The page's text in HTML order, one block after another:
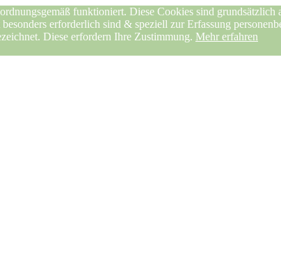
funktioniert. Diese Cookies sind
erforderlich sind & speziell zur Erfassung
Diese erfordern Ihre Zustimmung. Mehr erfahren